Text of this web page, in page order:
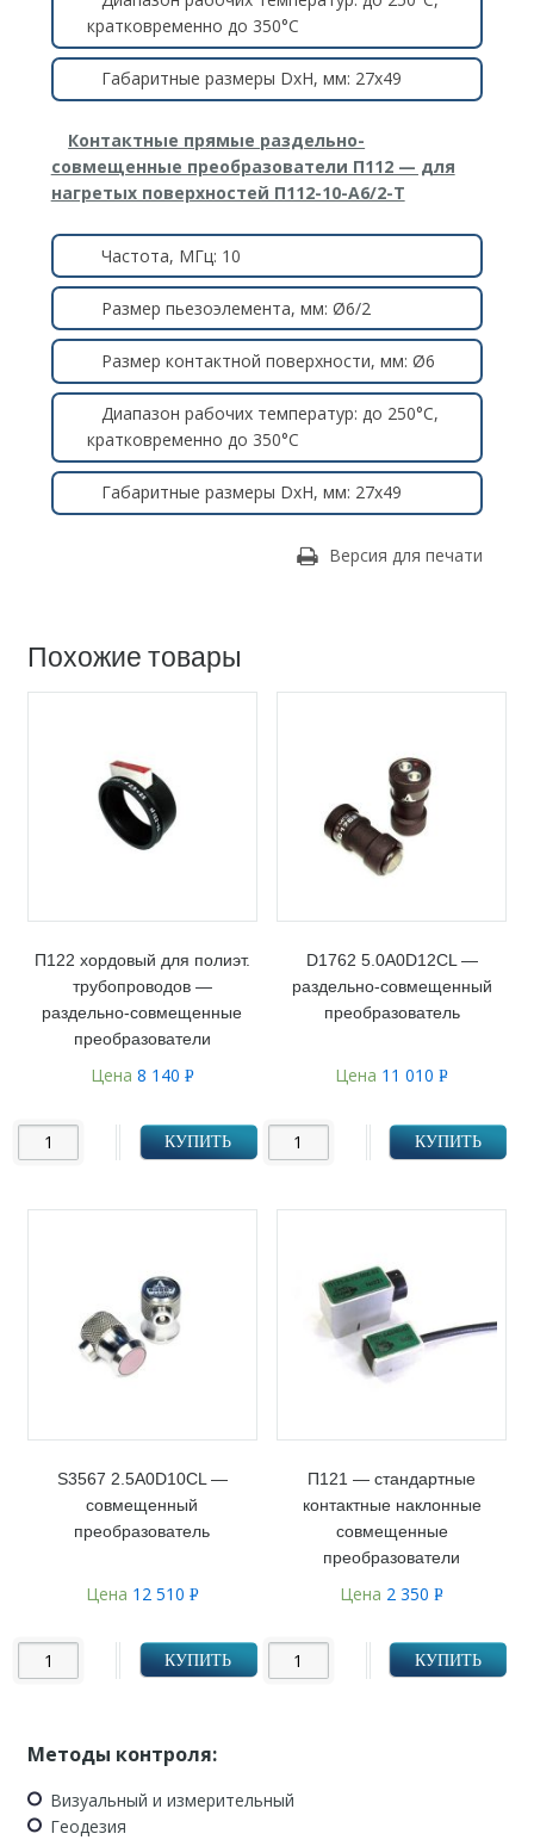
кратковременно до 350°C
Габаритные размеры DxH, мм: 27х49
Контактные прямые раздельно-
совмещенные преобразователи П112 — для
нагретых поверхностей П112-10-А6/2-Т
Частота, МГц: 10
Размер пьезоэлемента, мм: Ø6/2
Размер контактной поверхности, мм: Ø6
Диапазон рабочих температур: до 250°C,
кратковременно до 350°C
Габаритные размеры DxH, мм: 27х49
Версия для печати
Похожие товары
П122 хордовый для полиэт.
трубопроводов —
раздельно-совмещенные
преобразователи
Цена 8 140 Р
КУПИТЬ
D1762 5.0A0D12CL —
раздельно-совмещенный
преобразователь
Цена 11 010Р
КУПИТЬ
S3567 2.5A0D10CL —
совмещенный
преобразователь
Цена 12 510 Р
КУПИТЬ
П121 — стандартные
контактные наклонные
совмещенные
преобразователи
Цена 2 350Р
КУПИТЬ
Методы контроля:
Визуальный и измерительный
Геодезия